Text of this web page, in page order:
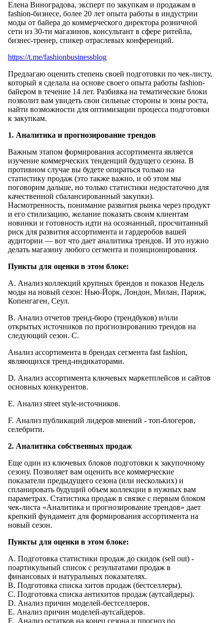
Елена Виноградова, эксперт по закупкам и продажам в
fashion-бизнесе, более 20 лет опыта работы в индустрии
моды от байера до коммерческого директора розничной
сети из 30-ти магазинов, консультант в сфере ритейла,
бизнес-тренер, спикер отраслевых конференций.
https://t.me/fashionbusinessblog
Предлагаю оценить степень своей подготовки по чек-листу,
который я сделала на основе своего опыта работы fashion-
байером в течение 14 лет. Разбивка на тематические блоки
позволит вам увидеть свои сильные стороны и зоны роста,
найти возможности для оптимизации процесса подготовки
к закупкам.
1. Аналитика и прогнозирование трендов
Важным этапом формирования ассортимента является
изучение коммерческих тенденций будущего сезона. В
противном случае вы будете опираться только на
статистику продаж (это также важно, и об этом мы
поговорим дальше, но только статистики недостаточно для
качественной сбалансированный закупки).
Насмотренность, понимание развития рынка через продукт
и его стилизацию, желание показать своим клиентам
новинки и готовность идти на осознанный, просчитанный
риск для развития ассортимента и гардеробов вашей
аудитории — вот что дает аналитика трендов. И это нужно
делать магазину любого сегмента и позиционирования.
Пункты для оценки в этом блоке:
A. Анализ коллекций крупных брендов и показов Недель
моды на новый сезон: Нью-Йорк, Лондон, Милан, Париж,
Копенгаген, Сеул.
B. Анализ отчетов тренд-бюро (трендбуков) и/или
открытых источников по прогнозированию трендов на
следующий сезон. C.
Анализ ассортимента в брендах сегмента fast fashion,
являющихся тренд-индикаторами.
D. Анализ ассортимента ключевых маркетплейсов и сайтов
основных конкурентов.
E. Анализ street style-источников.
F. Анализ публикаций лидеров мнений - топ-блогеров,
селебрити.
2. Аналитика собственных продаж
Еще один из ключевых блоков подготовки к закупочному
сезону. Позволяет вам оценить все коммерческие
показатели предыдущего сезона (или нескольких) и
спланировать будущий объем коллекции в нужных вам
параметрах. Статистика продаж в связке с первым блоком
чек-листа «Аналитика и прогнозирование трендов» дает
крепкий фундамент для формирования ассортимента на
новый сезон.
Пункты для оценки в этом блоке:
A. Подготовка статистики продаж до скидок (sell out) -
поартикульный список c результатами продаж в
финансовых и натуральных показателях.
B. Подготовка списка хитов продаж (бестселлеры).
C. Подготовка списка антихитов продаж (аутсайдеры).
D. Анализ причин моделей-бестселлеров.
E. Анализ причин моделей-аутсайдеров.
F. Анализ остатков на конец сезона и прогноз по